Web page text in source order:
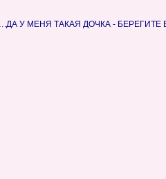
….ДА У МЕНЯ ТАКАЯ ДОЧКА -